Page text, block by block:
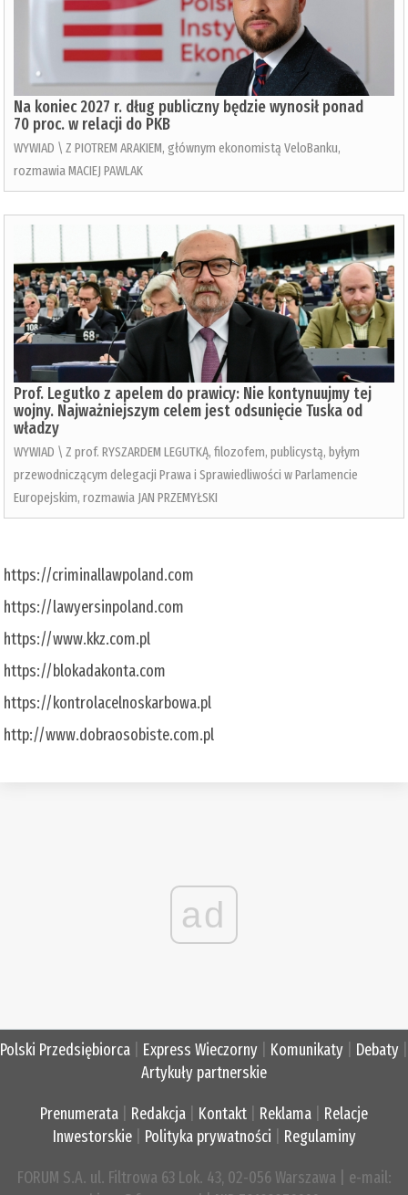
Na koniec 2027 r. dług publiczny będzie wynosił ponad
70 proc. w relacji do PKB
WYWIAD \ Z PIOTREM ARAKIEM, głównym ekonomistą VeloBanku,
rozmawia MACIEJ PAWLAK
Prof. Legutko z apelem do prawicy: Nie kontynuujmy tej
wojny. Najważniejszym celem jest odsunięcie Tuska od
władzy
WYWIAD \ Z prof. RYSZARDEM LEGUTKĄ, filozofem, publicystą, byłym
przewodniczącym delegacji Prawa i Sprawiedliwości w Parlamencie
Europejskim, rozmawia JAN PRZEMYŁSKI
https://criminallawpoland.com
https://lawyersinpoland.com
https://www.kkz.com.pl
https://blokadakonta.com
https://kontrolacelnoskarbowa.pl
http://www.dobraosobiste.com.pl
ad
Polski Przedsiębiorca Express Wieczorny Komunikaty Debaty
Artykuły partnerskie
Prenumerata Redakcja Kontakt Reklama
Relacje
Inwestorskie| Polityka prywatności Regulaminy
FORUM S.A. ul. Filtrowa 63 Lok. 43, 02-056 Warszawa | e-mail: